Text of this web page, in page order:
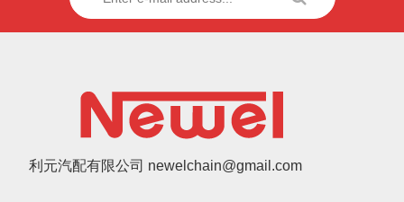
利元汽配有限公司 newelchain@gmail.com